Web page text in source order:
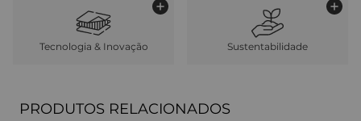
Tecnologia & Inovação Sustentabilidade
PRODUTOS RELACIONADOS